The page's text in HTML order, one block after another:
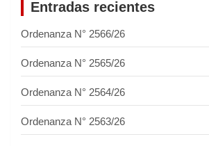
Entradas recientes
Ordenanza N° 2566/26
Ordenanza N° 2565/26
Ordenanza N° 2564/26
Ordenanza N° 2563/26